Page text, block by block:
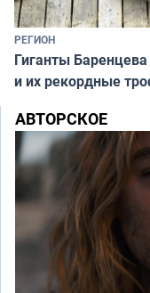
РЕГИОН
Гиганты
и их рекордные
АВТОРСКОЕ